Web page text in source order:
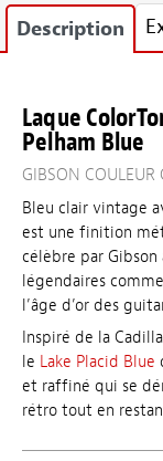
Description
Laque
Pelham Blue
GIBSON COULEUR
Bleu clair vintage
est une finition
célèbre par Gibson
légendaires
l’âge d’or des
Inspiré de la
le Lake Placid Blue
et raffiné qui se
rétro tout en